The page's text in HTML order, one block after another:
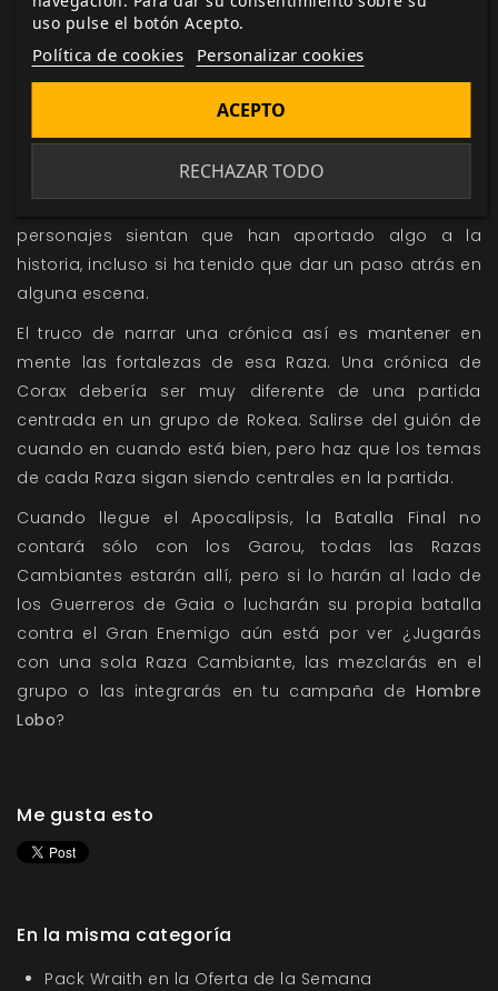
de la propia mina. Con tal diversidad de habilidades
corres el riesgo de que algunos jugadores se sientan
un Rokea no va a aportar mucho a una historia
centrada únicamente en el combate). El Narrador
debería variar los desafíos a los que se enfrentará el
grupo, mezclando las cosas para que todos los
personajes sientan que han aportado algo a la
historia, incluso si ha tenido que dar un paso atrás en
alguna escena.
El truco de narrar una crónica así es mantener en
mente las fortalezas de esa Raza. Una crónica de
Corax debería ser muy diferente de una partida
centrada en un grupo de Rokea. Salirse del guión de
cuando en cuando está bien, pero haz que los temas
de cada Raza sigan siendo centrales en la partida.
Cuando llegue el Apocalipsis, la Batalla Final no
contará sólo con los Garou, todas las Razas
Cambiantes estarán allí, pero si lo harán al lado de
los Guerreros de Gaia o lucharán su propia batalla
contra el Gran Enemigo aún está por ver ¿Jugarás
con una sola Raza Cambiante, las mezclarás en el
grupo o las integrarás en tu campaña de Hombre
Lobo?
Me gusta esto
En la misma categoría
Pack Wraith en la Oferta de la Semana
uso pulse el botón Acepto.
Política de cookies Personalizar cookies
RECHAZAR TODO
ACEPTO